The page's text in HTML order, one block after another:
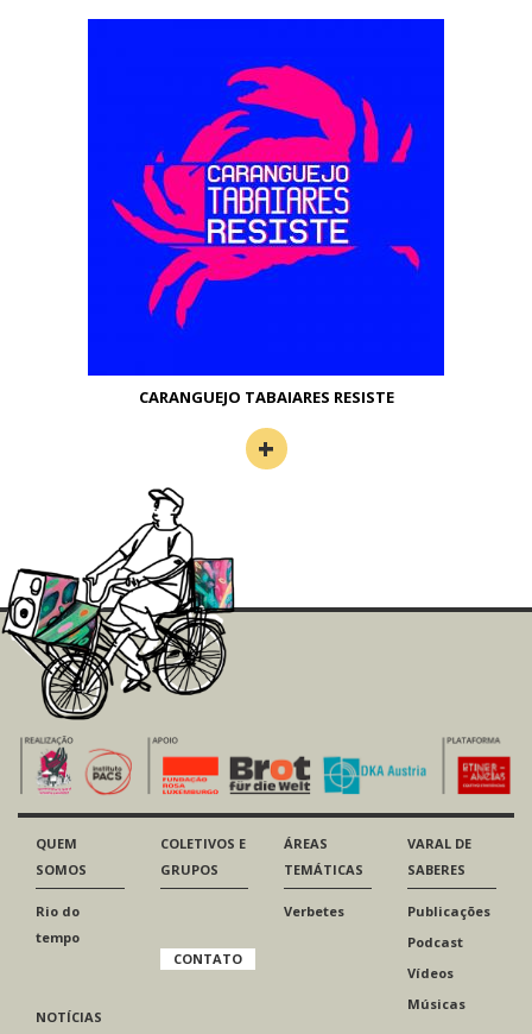
CARANGUEJO TABAIARES RESISTE
+
QUEM
SOMOS
Rio do
tempo
NOTÍCIAS
COLETIVOS E
GRUPOS
CONTATO
ÁREAS
TEMÁTICAS
Verbetes
VARAL DE
SABERES
Publicações
Podcast
Vídeos
Músicas